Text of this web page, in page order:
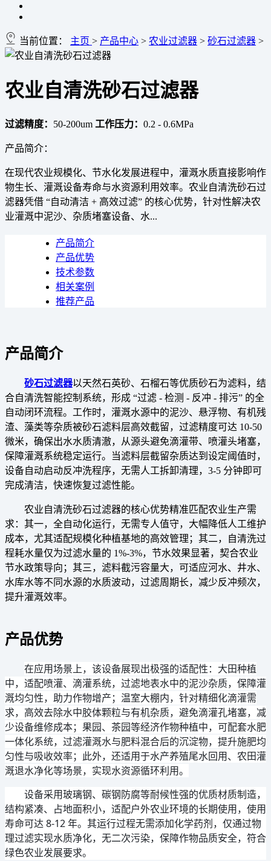
当前位置： 主页 > 产品中心 > 农业过滤器 > 砂石过滤器 >
农业自清洗砂石过滤器
过滤精度： 50-200um 工作压力： 0.2 - 0.6MPa
产品简介：
在现代农业规模化、节水化发展进程中，灌溉水质直接影响作
物生长、灌溉设备寿命与水资源利用效率。农业自清洗砂石过
滤器凭借 “自动清洁 + 高效过滤” 的核心优势，针对性解决农
业灌溉中泥沙、杂质堵塞设备、水...
产品简介
产品优势
技术参数
相关案例
推荐产品
产品简介
砂石过滤器以天然石英砂、石榴石等优质砂石为滤料，结
合自清洗智能控制系统，形成 “过滤 - 检测 - 反冲 - 排污” 的全
自动闭环流程。工作时，灌溉水源中的泥沙、悬浮物、有机残
渣、藻类等杂质被砂石滤料层高效截留，过滤精度可达 10-50
微米，确保出水水质清澈，从源头避免滴灌带、喷灌头堵塞，
保障灌溉系统稳定运行。当滤料层截留杂质达到设定阈值时，
设备自动启动反冲洗程序，无需人工拆卸清理，3-5 分钟即可
完成清洁，快速恢复过滤性能。
农业自清洗砂石过滤器的核心优势精准匹配农业生产需
求：其一，全自动化运行，无需专人值守，大幅降低人工维护
成本，尤其适配规模化种植基地的高效管理；其二，自清洗过
程耗水量仅为过滤水量的 1%-3%，节水效果显著，契合农业
节水政策导向；其三，滤料截污容量大，可适应河水、井水、
水库水等不同水源的水质波动，过滤周期长，减少反冲频次，
提升灌溉效率。
产品优势
在应用场景上，该设备展现出极强的适配性：大田种植
中，适配喷灌、滴灌系统，过滤地表水中的泥沙杂质，保障灌
溉均匀性，助力作物增产；温室大棚内，针对精细化滴灌需
求，高效去除水中胶体颗粒与有机杂质，避免滴灌孔堵塞，减
少设备维修成本；果园、茶园等经济作物种植中，可配套水肥
一体化系统，过滤灌溉水与肥料混合后的沉淀物，提升施肥均
匀性与吸收效率；此外，还适用于水产养殖尾水回用、农田灌
溉退水净化等场景，实现水资源循环利用。
设备采用玻璃钢、碳钢防腐等耐候性强的优质材质制造，
结构紧凑、占地面积小，适配户外农业环境的长期使用，使用
寿命可达 8-12 年。其运行过程无需添加化学药剂，仅通过物
理过滤实现水质净化，无二次污染，保障作物品质安全，符合
绿色农业发展要求。